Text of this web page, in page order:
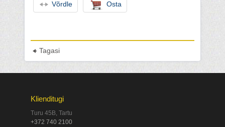
Võrdle Osta
Tagasi
Klienditugi
Turu 45B, Tartu
+372 740 2100